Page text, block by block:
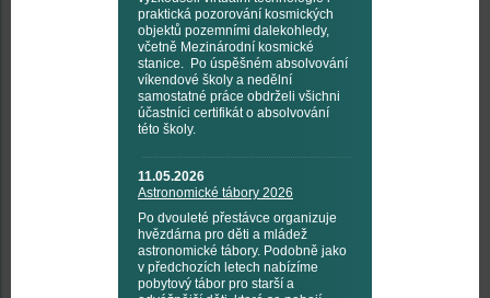
praktická pozorování kosmických
objektů pozemními dalekohledy,
včetně Mezinárodní kosmické
stanice. Po úspěšném absolvování
víkendové školy a nedělní
samostatné práce obdrželi všichni
účastníci certifikát o absolvování
této školy.
11.05.2026
Astronomické tábory 2026
Po dvouleté přestávce organizuje
hvězdárna pro děti a mládež
astronomické tábory. Podobně jako
v předchozích letech nabízíme
pobytový tábor pro starší a